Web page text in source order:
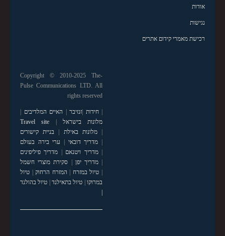
אודות
נגישות
רכישת מאמרי קידום אתרים
Copyright © 2010-2025 The-
Pulse Communications LTD. All
rights reserved
|חידות |זנזיבר | האיים המלדיבים |
מלונות בישראל |
Travel site
|מלונות באילת | בניית קישורים
| מדריך דובאי | ערי בירה בעולם
|מדריך ויטנאם | מדריך פיליפינים
|מדריך יפן | סקירת מוצרי חשמל
| טיול במזרח | המזרח הרחוק| טיול
במרוקו| טיול בתאילנד| טיול בהולנד
|